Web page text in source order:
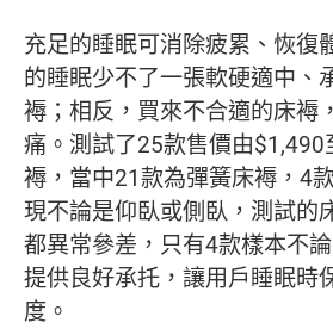
充足的睡眠可消除疲累、恢復
的睡眠少不了一張軟硬適中、
褥；相反，買來不合適的床褥
痛。測試了25款售價由
褥，當中21款為彈簧床褥，4
現不論是仰臥或側臥，測試的
都異常參差，只有4款樣本不
提供良好承托，讓用戶睡眠時
度。